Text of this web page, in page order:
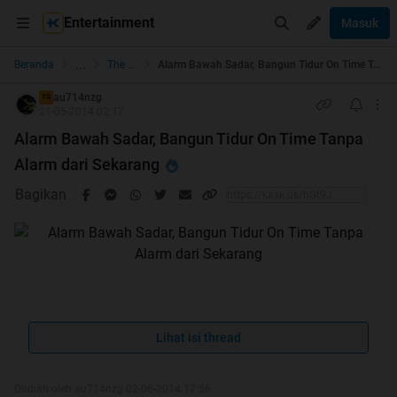
Entertainment Masuk
Beranda ... The Lounge Alarm Bawah Sadar, Bangun Tidur On Time Tanpa Alarm dari Sekarang
TS au714nzg
Alarm Bawah Sadar, Bangun Tidur On Time Tanpa
Alarm dari Sekarang
Bagikan
Assalamualaikum Warahmatullahi
Wabarakatuh
Lihat isi thread